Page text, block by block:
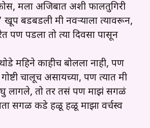
मला अजिबात अशी फालतुगिरी
खूप बडबडली मी नवऱ्याला त्यावरून,
पण पडला तो त्या दिवसा पासून
महिने काहीच बोलला नाही, पण
चालूच असायच्या, पण त्यात मी
लागले, तो तर तसं पण माझं सगळं
सगळी कडे हळू हळू माझा वर्चस्व